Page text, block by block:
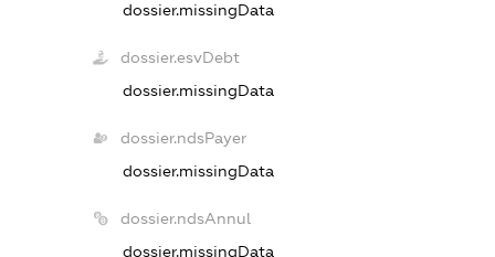
dossier.missingData
dossier.esvDebt
dossier.missingData
dossier.ndsPayer
dossier.missingData
dossier.ndsAnnul
dossier.missingData